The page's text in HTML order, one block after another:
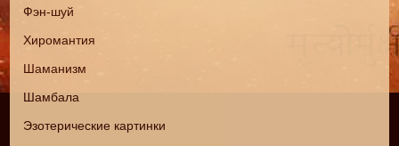
Фэн-шуй
Хиромантия
Шаманизм
Шамбала
Эзотерические картинки